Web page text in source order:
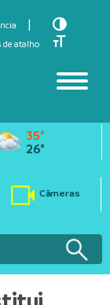
de atalho
Toggle
Toggle
35°
26°
Câmeras